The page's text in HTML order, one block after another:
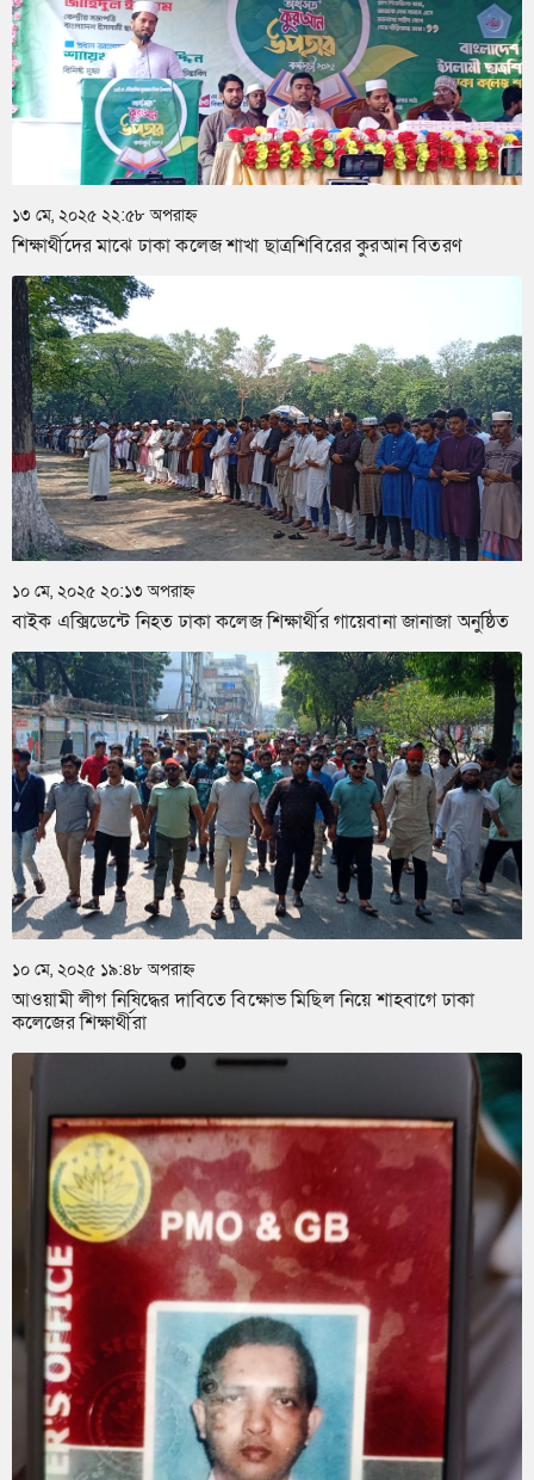
১৩ মে, ২০২৫ ২২:৫৮ অপরাহ্ন
শিক্ষার্থীদের মাঝে ঢাকা কলেজ শাখা ছাত্রশিবিরের কুরআন বিতরণ
১০ মে, ২০২৫ ২০:১৩ অপরাহ্ন
বাইক এক্সিডেন্টে নিহত ঢাকা কলেজ শিক্ষার্থীর গায়েবানা জানাজা অনুষ্ঠিত
১০ মে, ২০২৫ ১৯:৪৮ অপরাহ্ন
আওয়ামী লীগ নিষিদ্ধের দাবিতে বিক্ষোভ মিছিল নিয়ে শাহবাগে ঢাকা
কলেজের শিক্ষার্থীরা